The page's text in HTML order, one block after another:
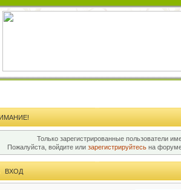
Только зарегистрированные пользователи
Пожалуйста, войдите или зарегистрируйтесь на
ВХОД